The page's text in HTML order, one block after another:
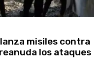
misiles contra
los ataques